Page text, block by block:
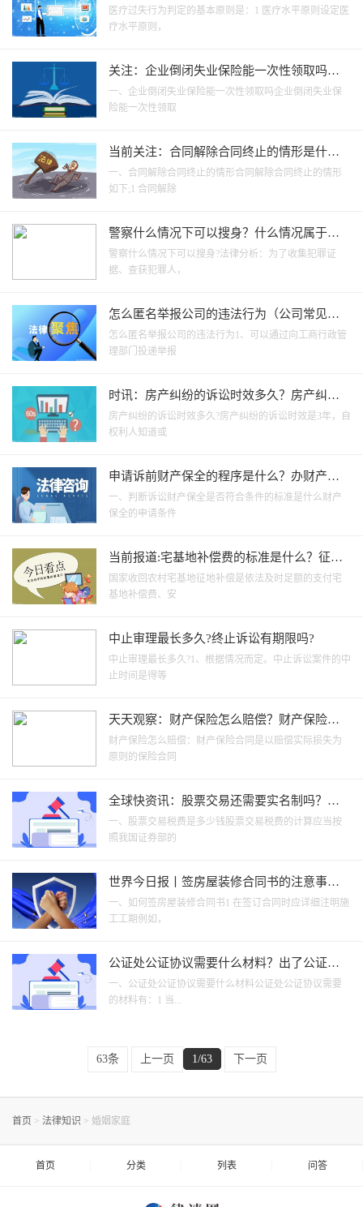
过失行为责任程度如何划分？|观焦点
医疗过失行为判定的基本原则是：1 医疗水平原则设定医
疗水平原则，
关注：企业倒闭失业保险能一次性领取吗？
工厂倒闭失业金怎么领？
一、企业倒闭失业保险能一次性领取吗企业倒闭失业保
险能一次性领取
当前关注：合同解除合同终止的情形是什
么？合同解除可以要求违约金吗？
一、合同解除合同终止的情形合同解除合同终止的情形
如下;1 合同解除
警察什么情况下可以搜身？什么情况属于非
法搜身？
警察什么情况下可以搜身?法律分析：为了收集犯罪证
据、查获犯罪人，
怎么匿名举报公司的违法行为（公司常见的
违法行为有哪些）_环球讯息
怎么匿名举报公司的违法行为1、可以通过向工商行政管
理部门投递举报
时讯：房产纠纷的诉讼时效多久？房产纠纷
上诉年限是多久？
房产纠纷的诉讼时效多久?房产纠纷的诉讼时效是3年，自
权利人知道或
申请诉前财产保全的程序是什么？办财产保
全需要五个工作日吗？
一、判断诉讼财产保全是否符合条件的标准是什么财产
保全的申请条件
当前报道:宅基地补偿费的标准是什么？征收
农用地的土地补偿费是什么？
国家收回农村宅基地征地补偿是依法及时足额的支付宅
基地补偿费、安
中止审理最长多久?终止诉讼有期限吗?
中止审理最长多久?1、根据情况而定。中止诉讼案件的中
止时间是得等
天天观察：财产保险怎么赔偿？财产保险合
同判决书范本有哪些？
财产保险怎么赔偿：财产保险合同是以赔偿实际损失为
原则的保险合同
全球快资讯：股票交易还需要实名制吗？中
国的股票开盘时间
一、股票交易税费是多少钱股票交易税费的计算应当按
照我国证券部的
世界今日报丨签房屋装修合同书的注意事项
是哪些？房屋装修合同书怎么样才算有效？
一、如何签房屋装修合同书1 在签订合同时应详细注明施
工工期例如，
公证处公证协议需要什么材料？出了公证书
能反悔吗？
一、公证处公证协议需要什么材料公证处公证协议需要
的材料有：1 当...
63条 上一页 1/63 下一页
首页 > 法律知识 > 婚姻家庭
首页 分类 列表 问答